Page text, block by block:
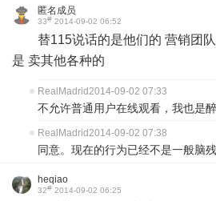
匿名成员
33# 2014-09-02 06:52
替115说话的是他们的 营销团
是 卖其他各种的
RealMadrid2014-09-02 07:33
不允许普通用户在线观看，我也是
RealMadrid2014-09-02 07:38
同意。现在的行为已经不是一般脑残
heqiao
32# 2014-09-02 06:25